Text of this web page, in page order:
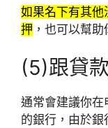
如果名下有其他
押 ，也可以幫
(5)跟貸
通常會建議你在
的銀行，由於